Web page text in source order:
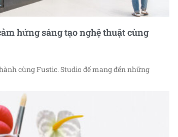
hứng sáng tạo nghệ thuật cùng
cùng Fustic. Studio để mang đến những